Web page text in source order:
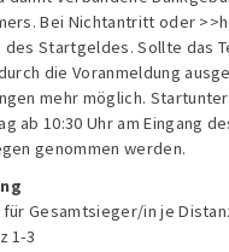
Bei Nichtantritt oder
des Startgeldes. Sollte das
die Voranmeldung
mehr möglich.
ab 10:30 Uhr am Eingang
genommen werden.
Gesamtsieger/in je
1-3